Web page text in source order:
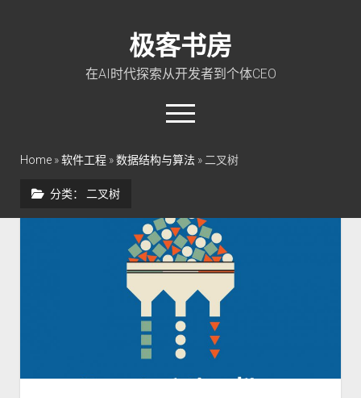
极客书房
在AI时代探索从开发者到个体CEO
open
menu
twitterlinkedin
rss githubqq
Go 入门教程
PHP 全栈指南
玩转 ChatGPT
软件工程
成长思维
极客智坊文档
关于本站
Home»软件工程»数据结构与算法» 二叉树
分类： 二叉树